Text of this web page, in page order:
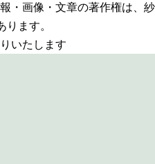
・画像・文章の著作権は、紗
ます。
いたします